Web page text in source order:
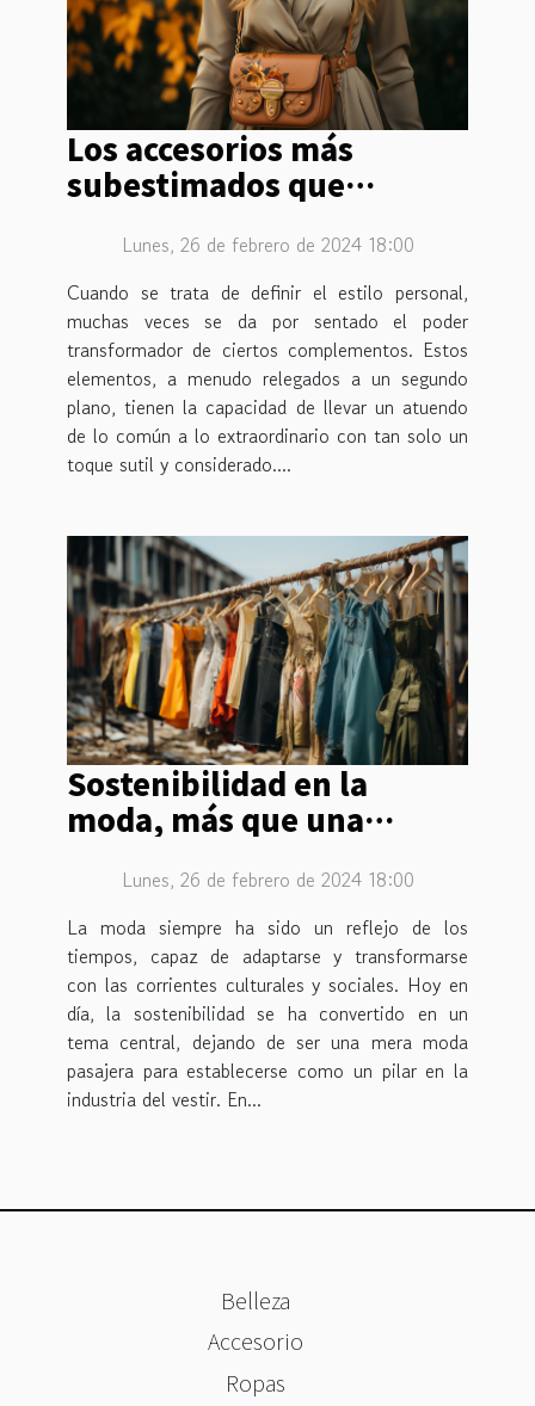
Los accesorios más
subestimados que
Lunes, 26 de febrero de 2024 18:00
Cuando se trata de definir el estilo personal,
muchas veces se da por sentado el poder
transformador de ciertos complementos. Estos
elementos, a menudo relegados a un segundo
plano, tienen la capacidad de llevar un atuendo
de lo común a lo extraordinario con tan solo un
toque sutil y considerado....
Sostenibilidad en la
moda, más que una
Lunes, 26 de febrero de 2024 18:00
La moda siempre ha sido un reflejo de los
tiempos, capaz de adaptarse y transformarse
con las corrientes culturales y sociales. Hoy en
día, la sostenibilidad se ha convertido en un
tema central, dejando de ser una mera moda
pasajera para establecerse como un pilar en la
industria del vestir. En...
Belleza
Accesorio
Ropas